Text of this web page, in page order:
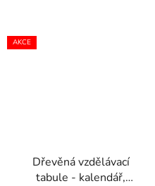
AKCE
Dřevěná vzdělávací
tabule - kalendář,